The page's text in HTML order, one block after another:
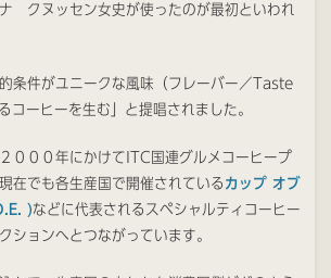
クヌッセン女史が使ったのが最初といわれ
的条件がユニークな風味（フレーバー／Taste
ーヒーを生む」と提唱されました。
０００年にかけてITC国連グルメコーヒープ
在でも各生産国で開催されている カップ オブ
)などに代表されるスペシャルティコーヒー
ションへとつながっています。